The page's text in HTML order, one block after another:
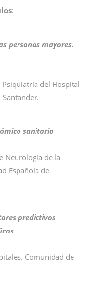
:
personas mayores.
Psiquiatría del Hospital
sanitario
Neurología de la
Española de
predictivos
Comunidad de